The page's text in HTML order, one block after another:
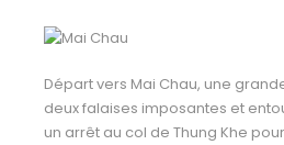
Départ vers Mai Chau, une
deux falaises imposantes et
un arrêt au col de Thung Khe